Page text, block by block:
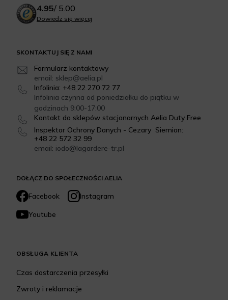
DOŁĄCZ DO SPOŁECZNOŚCI AELIA
Facebook
Instagram
Youtube
SKONTAKTUJ SIĘ Z NAMI
Formularz kontaktowy
email: sklep@aelia.pl
Infolinia: +48 22 270 72 77
Infolinia czynna od poniedziałku do piątku w
godzinach 9:00-17:00
Kontakt do sklepów stacjonarnych Aelia Duty Free
Inspektor Ochrony Danych - Cezary Siemion:
+48 22 572 32 99
email: iodo@lagardere-tr.pl
OBSŁUGA KLIENTA
Czas dostarczenia przesyłki
Zwroty i reklamacje
4.95/ 5.00
Dowiedz się więcej